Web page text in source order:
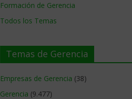
Formación de Gerencia
Todos los Temas
Temas de Gerencia
Empresas de Gerencia (38)
Gerencia (9.477)